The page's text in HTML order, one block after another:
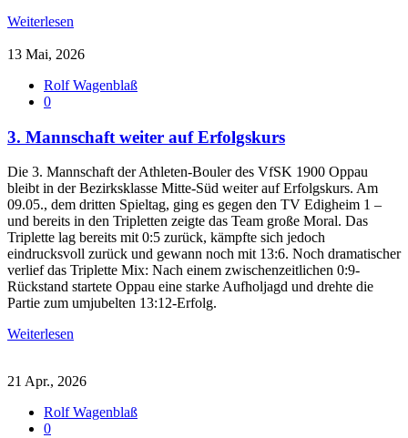
Weiterlesen
13 Mai, 2026
Rolf Wagenblaß
0
3. Mannschaft weiter auf Erfolgskurs
Die 3. Mannschaft der Athleten-Bouler des VfSK 1900 Oppau
bleibt in der Bezirksklasse Mitte-Süd weiter auf Erfolgskurs. Am
09.05., dem dritten Spieltag, ging es gegen den TV Edigheim 1 –
und bereits in den Tripletten zeigte das Team große Moral. Das
Triplette lag bereits mit 0:5 zurück, kämpfte sich jedoch
eindrucksvoll zurück und gewann noch mit 13:6. Noch dramatischer
verlief das Triplette Mix: Nach einem zwischenzeitlichen 0:9-
Rückstand startete Oppau eine starke Aufholjagd und drehte die
Partie zum umjubelten 13:12-Erfolg.
Weiterlesen
21 Apr., 2026
Rolf Wagenblaß
0